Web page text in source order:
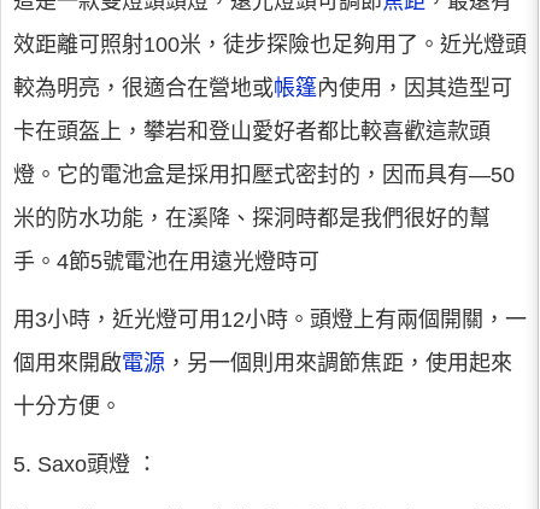
效距離可照射100米，徒步探險也足夠用了。近光燈頭
較為明亮，很適合在營地或帳篷內使用，因其造型可
卡在頭盔上，攀岩和登山愛好者都比較喜歡這款頭
燈。它的電池盒是採用扣壓式密封的，因而具有—50
米的防水功能，在溪降、探洞時都是我們很好的幫
手。4節5號電池在用遠光燈時可
用3小時，近光燈可用12小時。頭燈上有兩個開關，一
個用來開啟電源 ，另一個則用來調節焦距，使用起來
十分方便。
5. Saxo頭燈 ：